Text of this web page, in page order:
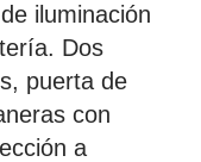
iluminación
Dos
puerta de
con
a